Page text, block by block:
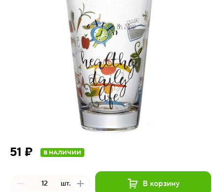
51 ₽ В НАЛИЧИИ
шт. В корзину